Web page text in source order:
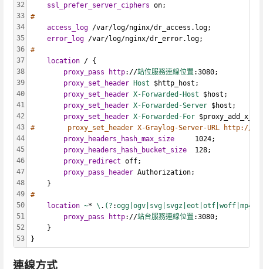
32
33
34
35
36
37
38
39
40
41
42
43
44
45
46
47
48
49
50
51
52
53
ssl_prefer_server_ciphers on;
#
access_log /var/log/nginx/dr_access.log;
error_log /var/log/nginx/dr_error.log;
#
location / {
proxy_pass
http://站位服務連線位置 :3080;
proxy_set_header
Host $http_host;
proxy_set_header X-Forwarded-Host $host;
proxy_set_header X-Forwarded-Server $host;
proxy_set_header X-Forwarded-For
#        proxy_set_header X-Graylog-Server-URL http://
proxy_headers_hash_max_size
     1024;
proxy_headers_hash_bucket_size
  128;
proxy_redirect off;
proxy_pass_header Authorization;
    }
#
location ~* \ . (? :
proxy_pass
http://站台服務連線位置 :3080;
    }
}
連線方式